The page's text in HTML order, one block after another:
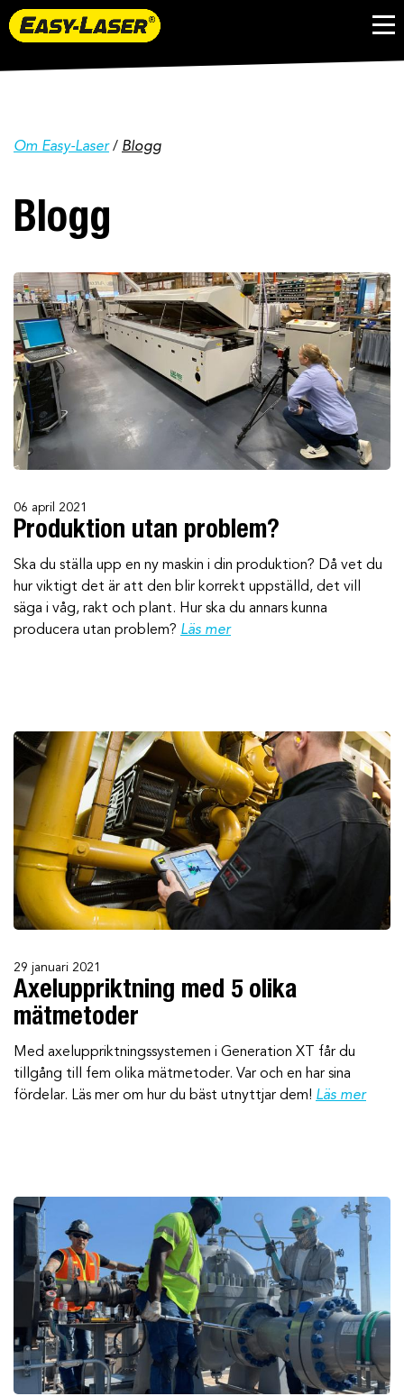
Om Easy-Laser / Blogg
Blogg
06 april 2021
Produktion utan problem?
Ska du ställa upp en ny maskin i din produktion? Då vet du
hur viktigt det är att den blir korrekt uppställd, det vill
säga i våg, rakt och plant. Hur ska du annars kunna
producera utan problem? Läs mer
29 januari 2021
Axeluppriktning med 5 olika
mätmetoder
Med axeluppriktningssystemen i Generation XT får du
tillgång till fem olika mätmetoder. Var och en har sina
fördelar. Läs mer om hur du bäst utnyttjar dem! Läs mer